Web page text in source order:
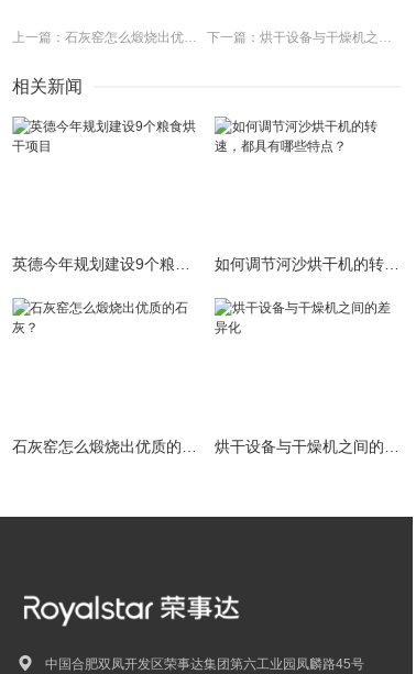
上一篇：石灰窑怎么煅烧出优质的石灰？ 下一篇：烘干设备与干燥机之间的差异化
相关新闻
英德今年规划建设9个粮食烘干项目 如何调节河沙烘干机的转速，都具有哪些特点？
中国合肥双凤开发区荣事达集团第六工业园凤麟路45号